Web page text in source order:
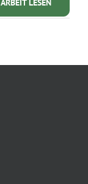
ARBEIT LESEN